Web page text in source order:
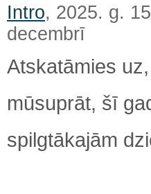
Intro, 2025. g.
decembrī
Atskatāmies uz,
mūsuprāt, šī
spilgtākajām